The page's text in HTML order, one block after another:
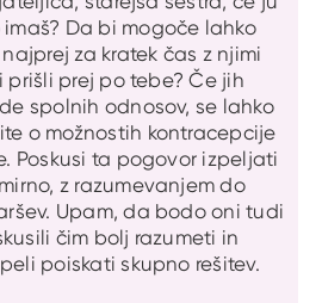
Da bi mogoče lahko
za kratek čas z njimi
prišli prej po tebe? Če jih
spolnih odnosov, se lahko
o možnostih kontracepcije
Poskusi ta pogovor izpeljati
z razumevanjem do
Upam, da bodo oni tudi
čim bolj razumeti in
poiskati skupno rešitev.